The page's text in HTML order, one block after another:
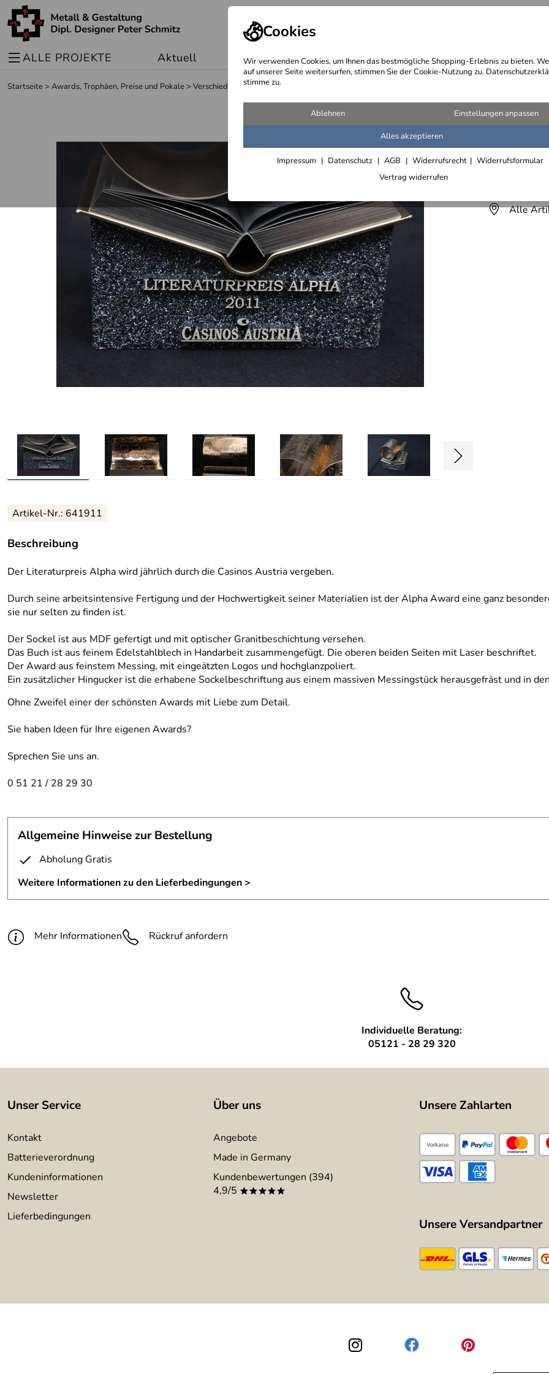
Cookies
Wir verwenden Cookies, um Ihnen das bestmögliche Shopping-Erlebnis zu bieten.
auf unserer Seite weitersurfen, stimmen Sie der Cookie-Nutzung zu.
stimme zu.
Ablehnen Einstellungen anpassen
Alles akzeptieren
Impressum Datenschutz AGB Widerrufsrecht
Widerrufsformular
Vertrag widerrufen
ALLE PROJEKTE Aktuell Sonderangebote Wegebeschreibung @
Startseite> Awards, Trophäen, Preise und Pokale> Verschiedene Preise und Trophäen
Der
Lieferfrist
Alle
Artikel-Nr.: 641911
Beschreibung
Der Literaturpreis Alpha wird jährlich durch die Casinos Austria vergeben.
Durch seine arbeitsintensive Fertigung und der Hochwertigkeit seiner Materialien ist der Alpha Award eine ganz
sie nur selten zu finden ist.
Der Sockel ist aus MDF gefertigt und mit optischer Granitbeschichtung versehen.
Das Buch ist aus feinem Edelstahlblech in Handarbeit zusammengefügt. Die oberen beiden Seiten mit Laser beschriftet.
Der Award aus feinstem Messing, mit eingeätzten Logos und hochglanzpoliert.
Ein zusätzlicher Hingucker ist die erhabene Sockelbeschriftung aus einem massiven Messingstück herausgefräst und in
Ohne Zweifel einer der schönsten Awards mit Liebe zum Detail.
Sie haben Ideen für Ihre eigenen Awards?
Sprechen Sie uns an.
0 51 21 / 28 29 30
Allgemeine Hinweise zur Bestellung
Abholung Gratis
Weitere Informationen zu den Lieferbedingungen >
Mehr Informationen Rückruf anfordern
Individuelle Beratung:
05121 - 28 29 320
Unser Service
Kontakt
Batterieverordnung
Kundeninformationen
Newsletter
Lieferbedingungen
Über uns
Angebote
Made in Germany
Kundenbewertungen (394)
4,9/5 *****
Unsere Zahlarten
Unsere Versandpartner